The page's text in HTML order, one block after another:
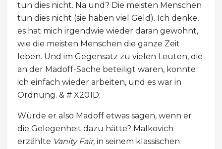
tun dies nicht. Na und? Die meisten Menschen
tun dies nicht (sie haben viel Geld). Ich denke,
es hat mich irgendwie wieder daran gewöhnt,
wie die meisten Menschen die ganze Zeit
leben. Und im Gegensatz zu vielen Leuten, die
an der Madoff-Sache beteiligt waren, konnte
ich einfach wieder arbeiten, und es war in
Ordnung. & # X201D;
Würde er also Madoff etwas sagen, wenn er
die Gelegenheit dazu hätte? Malkovich
erzählte Vanity Fair, in seinem klassischen